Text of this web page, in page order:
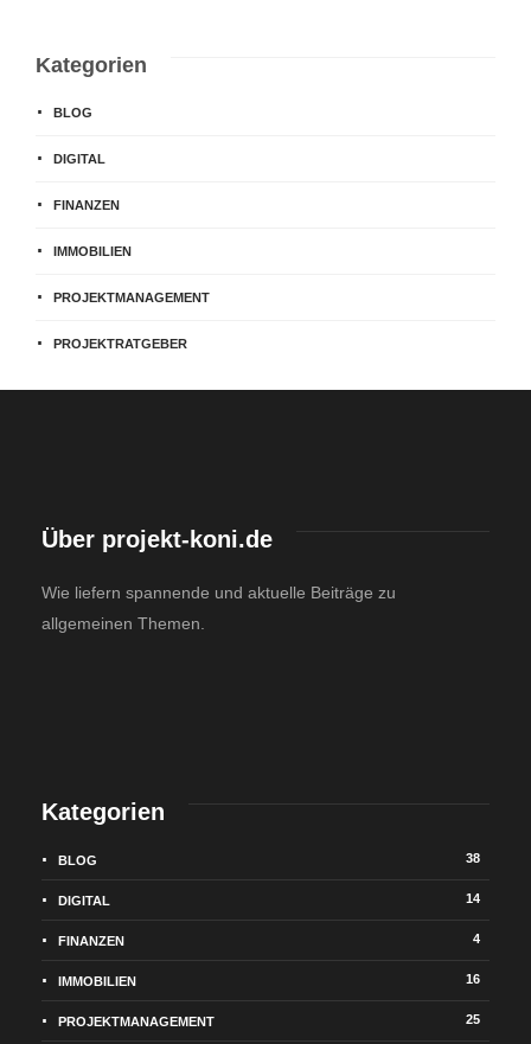
Kategorien
BLOG
DIGITAL
FINANZEN
IMMOBILIEN
PROJEKTMANAGEMENT
PROJEKTRATGEBER
Über projekt-koni.de
Wie liefern spannende und aktuelle Beiträge zu
allgemeinen Themen.
Kategorien
BLOG 38
DIGITAL 14
FINANZEN 4
IMMOBILIEN 16
PROJEKTMANAGEMENT 25